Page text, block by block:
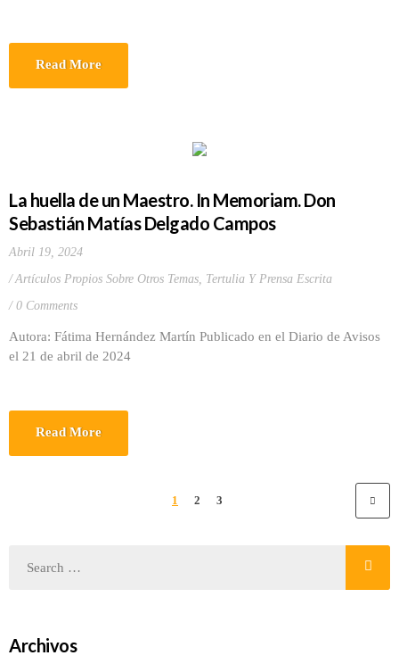
Read More
La huella de un Maestro. In Memoriam. Don
Sebastián Matías Delgado Campos
Abril 19, 2024
Artículos Propios Sobre Otros Temas, Tertulia Y Prensa Escrita
0 Comments
Autora: Fátima Hernández Martín Publicado en el Diario de Avisos
el 21 de abril de 2024
Read More
1 2 3
Archivos